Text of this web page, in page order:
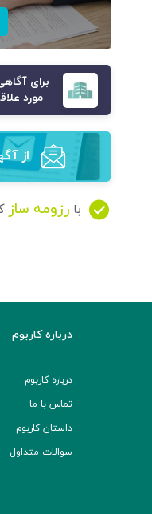
برای
مورد
از
با رزومه ساز
درباره کاربوم
درباره کاربوم
تماس با ما
داستان کاربوم
سوالات متداول